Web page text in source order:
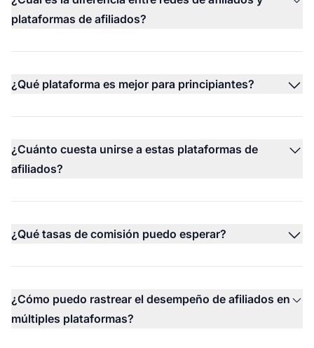
plataformas de afiliados?
¿Qué plataforma es mejor para principiantes?
¿Cuánto cuesta unirse a estas plataformas de
afiliados?
¿Qué tasas de comisión puedo esperar?
¿Cómo puedo rastrear el desempeño de afiliados en
múltiples plataformas?